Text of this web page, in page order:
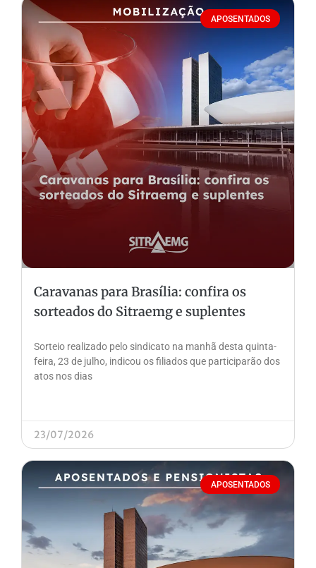
APOSENTADOS
Caravanas para Brasília: confira os
sorteados do Sitraemg e suplentes
Sorteio realizado pelo sindicato na manhã desta quinta-
feira, 23 de julho, indicou os filiados que participarão dos
atos nos dias
23/07/2026
APOSENTADOS